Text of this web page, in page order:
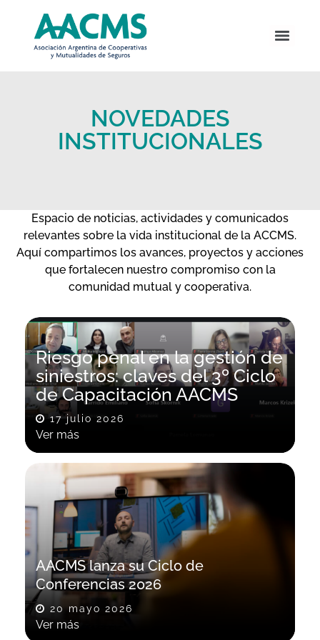
NOVEDADES
INSTITUCIONALES
Espacio de noticias, actividades y comunicados
relevantes sobre la vida institucional de la ACCMS.
Aquí compartimos los avances, proyectos y acciones
que fortalecen nuestro compromiso con la
comunidad mutual y cooperativa.
Riesgo penal en la gestión de
siniestros: claves del 3º Ciclo
de Capacitación AACMS
17 julio 2026
Ver más
AACMS lanza su Ciclo de
Conferencias 2026
20 mayo 2026
Ver más